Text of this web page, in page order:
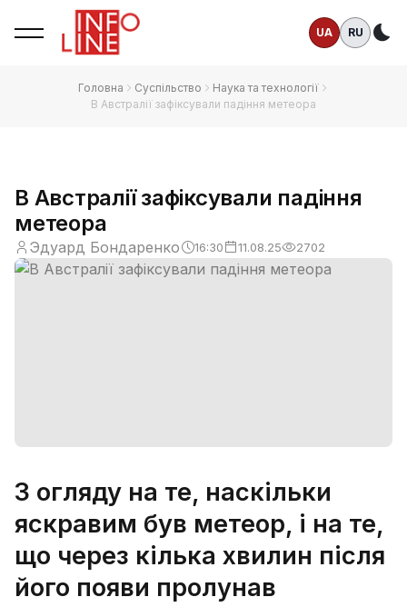
UA RU
Головна Суспільство
Наука та технології
В Австралії зафіксували падіння метеора
В Австралії зафіксували падіння
метеора
Эдуард Бондаренко 16:30 11.08.25 2702
З огляду на те, наскільки
яскравим був метеор, і на те,
що через кілька хвилин після
його появи пролунав